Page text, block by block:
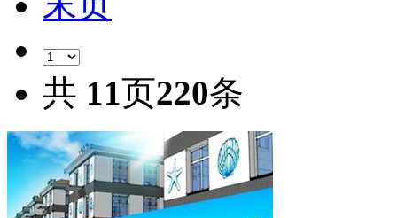
共 11页220条